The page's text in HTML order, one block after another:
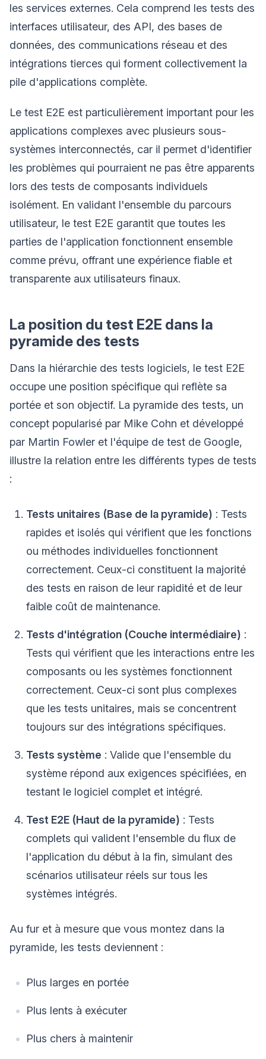
les services externes. Cela comprend les tests des
interfaces utilisateur, des API, des bases de
données, des communications réseau et des
intégrations tierces qui forment collectivement la
pile d'applications complète.
Le test E2E est particulièrement important pour les
applications complexes avec plusieurs sous-
systèmes interconnectés, car il permet d'identifier
les problèmes qui pourraient ne pas être apparents
lors des tests de composants individuels
isolément. En validant l'ensemble du parcours
utilisateur, le test E2E garantit que toutes les
parties de l'application fonctionnent ensemble
comme prévu, offrant une expérience fiable et
transparente aux utilisateurs finaux.
La position du test E2E dans la
pyramide des tests
Dans la hiérarchie des tests logiciels, le test E2E
occupe une position spécifique qui reflète sa
portée et son objectif. La pyramide des tests, un
concept popularisé par Mike Cohn et développé
par Martin Fowler et l'équipe de test de Google,
illustre la relation entre les différents types de tests
:
Tests unitaires (Base de la pyramide) : Tests
rapides et isolés qui vérifient que les fonctions
ou méthodes individuelles fonctionnent
correctement. Ceux-ci constituent la majorité
des tests en raison de leur rapidité et de leur
faible coût de maintenance.
Tests d'intégration (Couche intermédiaire) :
Tests qui vérifient que les interactions entre les
composants ou les systèmes fonctionnent
correctement. Ceux-ci sont plus complexes
que les tests unitaires, mais se concentrent
toujours sur des intégrations spécifiques.
Tests système : Valide que l'ensemble du
système répond aux exigences spécifiées, en
testant le logiciel complet et intégré.
Test E2E (Haut de la pyramide) : Tests
complets qui valident l'ensemble du flux de
l'application du début à la fin, simulant des
scénarios utilisateur réels sur tous les
systèmes intégrés.
Au fur et à mesure que vous montez dans la
pyramide, les tests deviennent :
Plus larges en portée
Plus lents à exécuter
Plus chers à maintenir